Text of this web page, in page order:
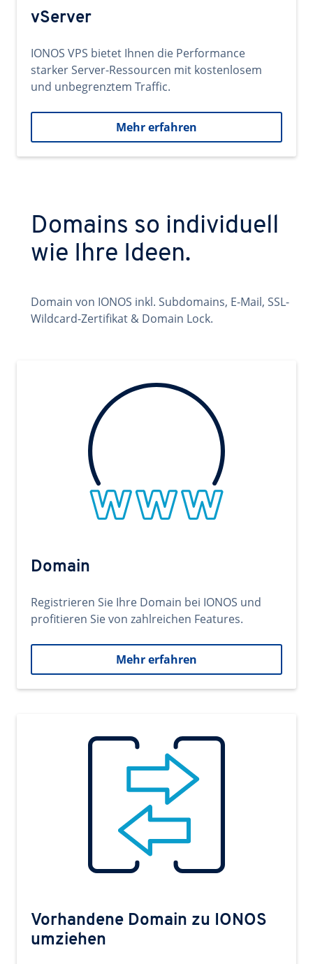
vServer
IONOS VPS bietet Ihnen die Performance
starker Server-Ressourcen mit kostenlosem
und unbegrenztem Traffic.
Mehr erfahren
Domains so individuell
wie Ihre Ideen.
Domain von IONOS inkl. Subdomains, E-Mail, SSL-
Wildcard-Zertifikat & Domain Lock.
Domain
Registrieren Sie Ihre Domain bei IONOS und
profitieren Sie von zahlreichen Features.
Mehr erfahren
Vorhandene Domain zu IONOS
umziehen